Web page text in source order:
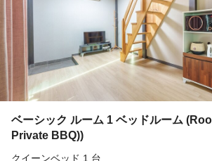
ベーシック ルーム 1 ベッドルーム
Private BBQ))
クイーンベッド 1 台